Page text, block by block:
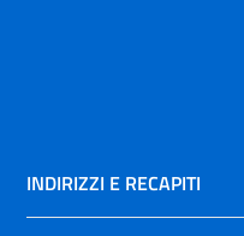
INDIRIZZI E RECAPITI